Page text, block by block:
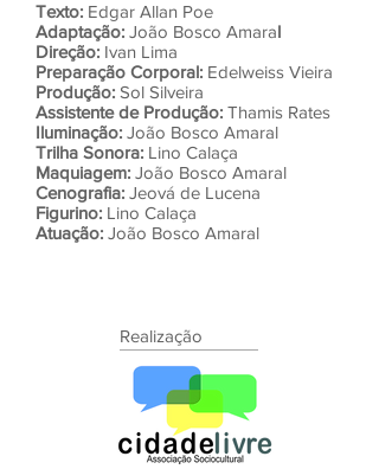
Texto: Edgar Allan Poe
Adaptação: João Bosco Amaral
Direção: Ivan Lima
Preparação Corporal: Edelweiss Vieira
Produção: Sol Silveira
Assistente de Produção: Thamis Rates
Iluminação: João Bosco Amaral
Trilha Sonora: Lino Calaça
Maquiagem: João Bosco Amaral
Cenografia: Jeová de Lucena
Figurino: Lino Calaça
Atuação: João Bosco Amaral
Realização